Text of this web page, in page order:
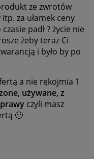
ze zwrotów
za ułamek ceny
padł ? życie nie
żeby teraz Ci
i było by po
a nie rękojmia 1
używane, z
czyli masz
🙂